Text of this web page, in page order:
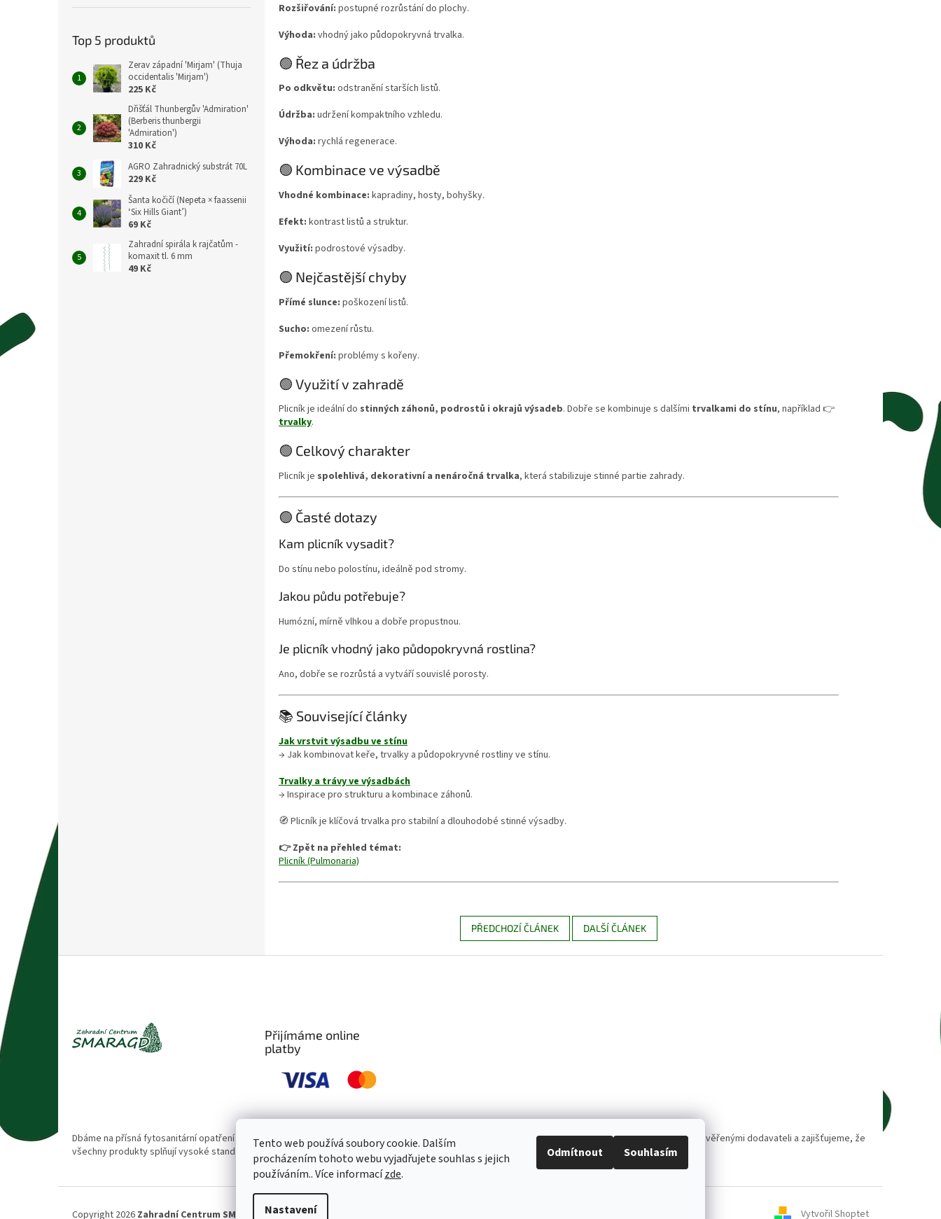
Tento web používá soubory cookie. Dalším
procházením tohoto webu vyjadřujete souhlas s jejich
používáním.. Více informacízde.
Nastavení
Odmítnout Souhlasím
Top 5 produktů
Zerav západní 'Mirjam' (Thuja
occidentalis 'Mirjam')
225 Kč
Dřišťál Thunbergův 'Admiration'
(Berberis thunbergii
'Admiration')
310 Kč
AGRO Zahradnický substrát 70L
229 Kč
Šanta kočičí (Nepeta × faassenii
‘Six Hills Giant’)
69 Kč
Zahradní spirála k rajčatům -
komaxit tl. 6 mm
49 Kč
Rozšiřování: postupné rozrůstání do plochy.
Výhoda: vhodný jako půdopokryvná trvalka.
🟢 Řez a údržba
Po odkvětu: odstranění starších listů.
Údržba: udržení kompaktního vzhledu.
Výhoda: rychlá regenerace.
🟢 Kombinace ve výsadbě
Vhodné kombinace: kapradiny, hosty, bohyšky.
Efekt: kontrast listů a struktur.
Využití: podrostové výsadby.
🟢 Nejčastější chyby
Přímé slunce: poškození listů.
Sucho: omezení růstu.
Přemokření: problémy s kořeny.
🟢 Využití v zahradě
Plicník je ideální do stinných záhonů, podrostů i okrajů výsadeb. Dobře se kombinuje s dalšími trvalkami do stínu, například 👉
trvalky.
🟢 Celkový charakter
Plicník je spolehlivá, dekorativní a nenáročná trvalka, která stabilizuje stinné partie zahrady.
🟢 Časté dotazy
Kam plicník vysadit?
Do stínu nebo polostínu, ideálně pod stromy.
Jakou půdu potřebuje?
Humózní, mírně vlhkou a dobře propustnou.
Je plicník vhodný jako půdopokryvná rostlina?
Ano, dobře se rozrůstá a vytváří souvislé porosty.
📚 Související články
Jak vrstvit výsadbu ve stínu
→ Jak kombinovat keře, trvalky a půdopokryvné rostliny ve stínu.
Trvalky a trávy ve výsadbách
→ Inspirace pro strukturu a kombinace záhonů.
🧭 Plicník je klíčová trvalka pro stabilní a dlouhodobé stinné výsadby.
👉 Zpět na přehled témat:
Plicník (Pulmonaria)
PŘEDCHOZÍ ČLÁNEK DALŠÍ ČLÁNEK
t
í
Přijímáme online
platby
Dbáme na přísná fytosanitární opatření 🌱. Naše rostliny pravidelně kontrolujeme a ošetřujeme, aby byly zdravé a bez škůdců 🐛. Spolupracujeme s prověřenými dodavateli a zajišťujeme, že
všechny produkty splňují vysoké standardy kvality.
Vytvořil Shoptet
Copyright 2026 Zahradní Centrum SMARAGD. Všechna práva vyhrazena.